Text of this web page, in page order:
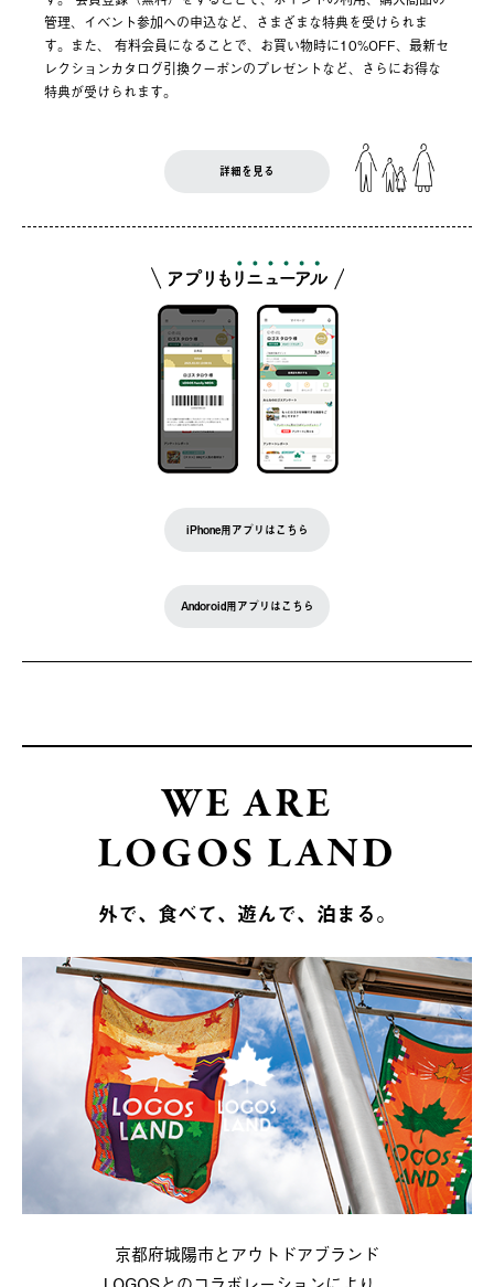
管理、イベント参加への申込など、さまざまな特典を受けられま
す。また、 有料会員になることで、お買い物時に10%OFF、最新セ
レクションカタログ引換クーポンのプレゼントなど、さらにお得な
特典が受けられます。
詳細を見る
iPhone用アプリはこちら
Andoroid用アプリはこちら
WE ARE
LOGOS LAND
外で、食べて、遊んで、泊まる。
京都府城陽市とアウトドアブランド